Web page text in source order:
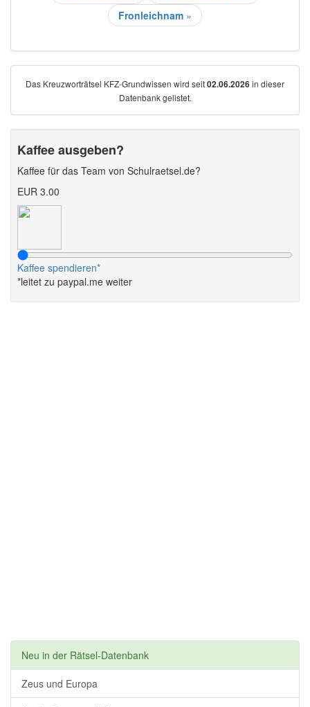
Fronleichnam »
Das Kreuzworträtsel KFZ-Grundwissen wird seit02.06.2026 in dieser
Datenbank gelistet.
Kaffee ausgeben?
Kaffee für das Team von Schulraetsel.de?
EUR 3.00
Kaffee spendieren*
*leitet zu paypal.me weiter
Neu in der Rätsel-Datenbank
Zeus und Europa